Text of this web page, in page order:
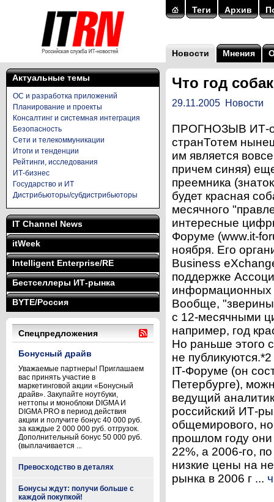
Теги Архив
Новости Мнения
Актуальные темы
ОС и разработка приложений
Планирование и проекты
Консалтинг и системная интеграция
Безопасность
Сети и телекоммуникации
Итоги и тенденции
Рейтинги, исследования
ИТ-бизнес
Государство и ИТ
Дистрибьюторы/субдистрибьюторы
IT Channel News
itWeek
Intelligent Enterprise/RE
Бестселлеры ИТ-рынка
BYTE/Россия
Спецпредложения
Бонусный драйв
Уважаемые партнеры! Приглашаем
вас принять участие в
маркетинговой акции «Бонусный
драйв». Закупайте ноутбуки,
неттопы и моноблоки DIGMA И
DIGMA PRO в период действия
акции и получите бонус 40 000 руб.
за каждые 2 000 000 руб. отгрузок.
Дополнительный бонус 50 000 руб.
(выплачивается ...
Превосходство в деталях
Бонусы ждут: получи больше с
каждой покупкой!
Что год
29.11.2005 Новости
ПРОГНОЗЫВ ИТ-
странТотем
им является
причем синяя)
преемника
будет красная
месячного
интересные
Форуме (www.it-
ноября. Его
Business
поддержке
информационных
Вообще,
с 12-месячными
например, год
Но раньше этого
не
IT-Форуме (он
Петербурге),
ведущий
российский ИТ-
общемирового,
прошлом году
22%, а 2006-го,
низкие цены на
рынка в 2006 г ...